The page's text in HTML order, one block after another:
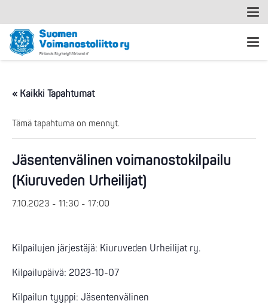
« Kaikki Tapahtumat
Tämä tapahtuma on mennyt.
Jäsentenvälinen voimanostokilpailu
(Kiuruveden Urheilijat)
7.10.2023 - 11:30 - 17:00
Kilpailujen järjestäjä: Kiuruveden Urheilijat ry.
Kilpailupäivä: 2023-10-07
Kilpailun tyyppi: Jäsentenvälinen